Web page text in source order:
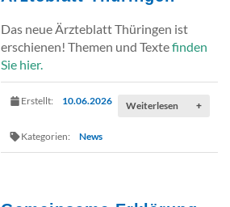
Das neue Ärzteblatt Thüringen ist
erschienen! Themen und Textefinden
Sie hier.
Erstellt: 10.06.2026
Kategorien: News
Weiterlesen +